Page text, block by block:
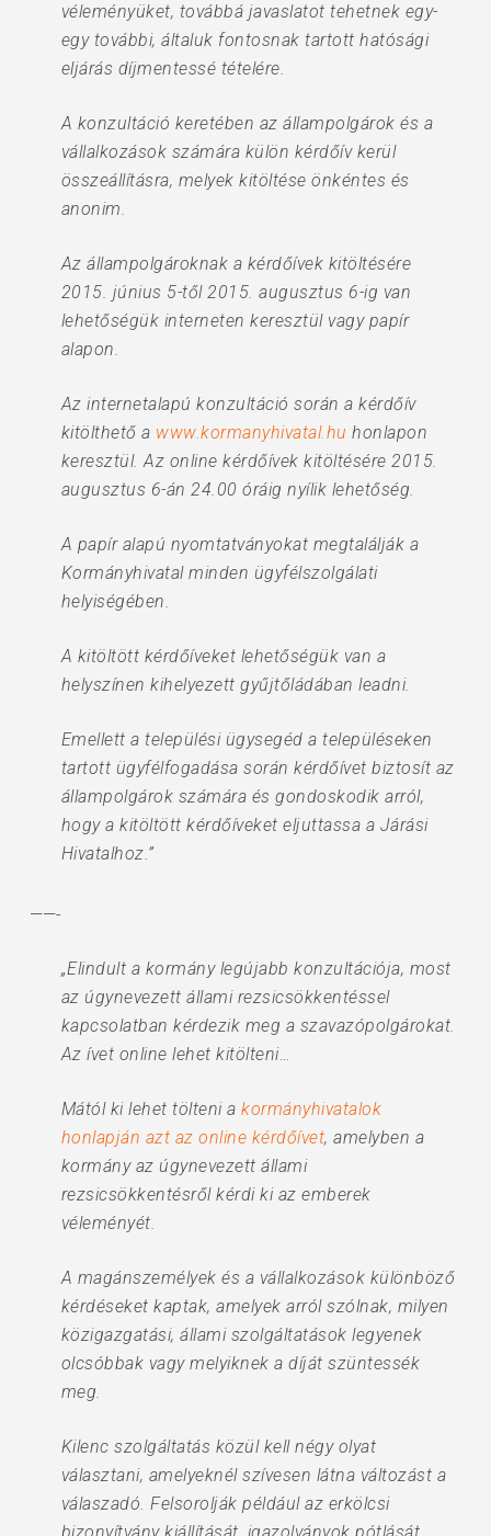
véleményüket, továbbá javaslatot tehetnek egy-
egy további, általuk fontosnak tartott hatósági
eljárás díjmentessé tételére.
A konzultáció keretében az állampolgárok és a
vállalkozások számára külön kérdőív kerül
összeállításra, melyek kitöltése önkéntes és
anonim.
Az állampolgároknak a kérdőívek kitöltésére
2015. június 5-től 2015. augusztus 6-ig van
lehetőségük interneten keresztül vagy papír
alapon.
Az internetalapú konzultáció során a kérdőív
kitölthető a www.kormanyhivatal.hu honlapon
keresztül. Az online kérdőívek kitöltésére 2015.
augusztus 6-án 24.00 óráig nyílik lehetőség.
A papír alapú nyomtatványokat megtalálják a
Kormányhivatal minden ügyfélszolgálati
helyiségében.
A kitöltött kérdőíveket lehetőségük van a
helyszínen kihelyezett gyűjtőládában leadni.
Emellett a települési ügysegéd a településeken
tartott ügyfélfogadása során kérdőívet biztosít az
állampolgárok számára és gondoskodik arról,
hogy a kitöltött kérdőíveket eljuttassa a Járási
Hivatalhoz.”
——-
„Elindult a kormány legújabb konzultációja, most
az úgynevezett állami rezsicsökkentéssel
kapcsolatban kérdezik meg a szavazópolgárokat.
Az ívet online lehet kitölteni…
Mától ki lehet tölteni akormányhivatalok
honlapján azt az online kérdőívet, amelyben a
kormány az úgynevezett állami
rezsicsökkentésről kérdi ki az emberek
véleményét.
A magánszemélyek és a vállalkozások különböző
kérdéseket kaptak, amelyek arról szólnak, milyen
közigazgatási, állami szolgáltatások legyenek
olcsóbbak vagy melyiknek a díját szüntessék
meg.
Kilenc szolgáltatás közül kell négy olyat
választani, amelyeknél szívesen látna változást a
válaszadó. Felsorolják például az erkölcsi